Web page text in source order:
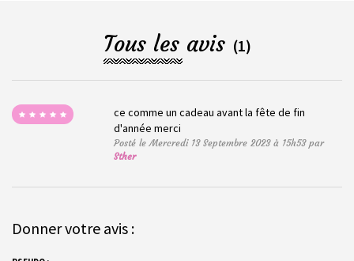
Tous les avis (1)
ce comme un cadeau avant la fête de fin
d'année merci
Posté le Mercredi 13 Septembre 2023 à 15h53 par
Sther
Donner votre avis :